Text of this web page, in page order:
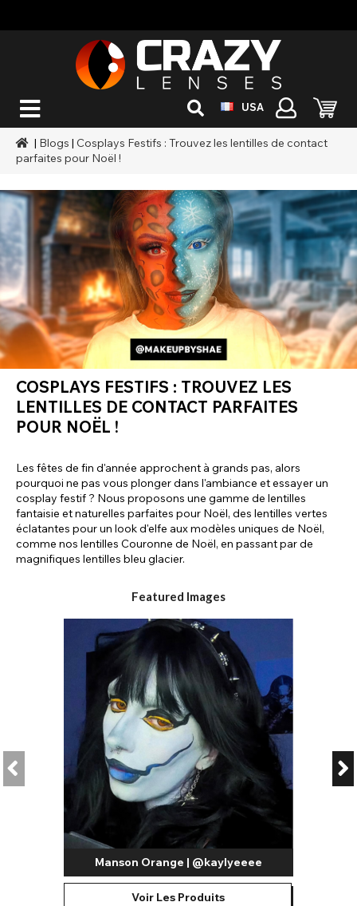
USA
| Blogs | Cosplays Festifs : Trouvez les lentilles de contact
parfaites pour Noël !
COSPLAYS FESTIFS : TROUVEZ LES
LENTILLES DE CONTACT PARFAITES
POUR NOËL !
Les fêtes de fin d'année approchent à grands pas, alors
pourquoi ne pas vous plonger dans l'ambiance et essayer un
cosplay festif ? Nous proposons une gamme de lentilles
fantaisie et naturelles parfaites pour Noël, des lentilles vertes
éclatantes pour un look d'elfe aux modèles uniques de Noël,
comme nos lentilles Couronne de Noël, en passant par de
magnifiques lentilles bleu glacier.
Featured Images
Manson Orange | @kaylyeeee
Voir Les Produits